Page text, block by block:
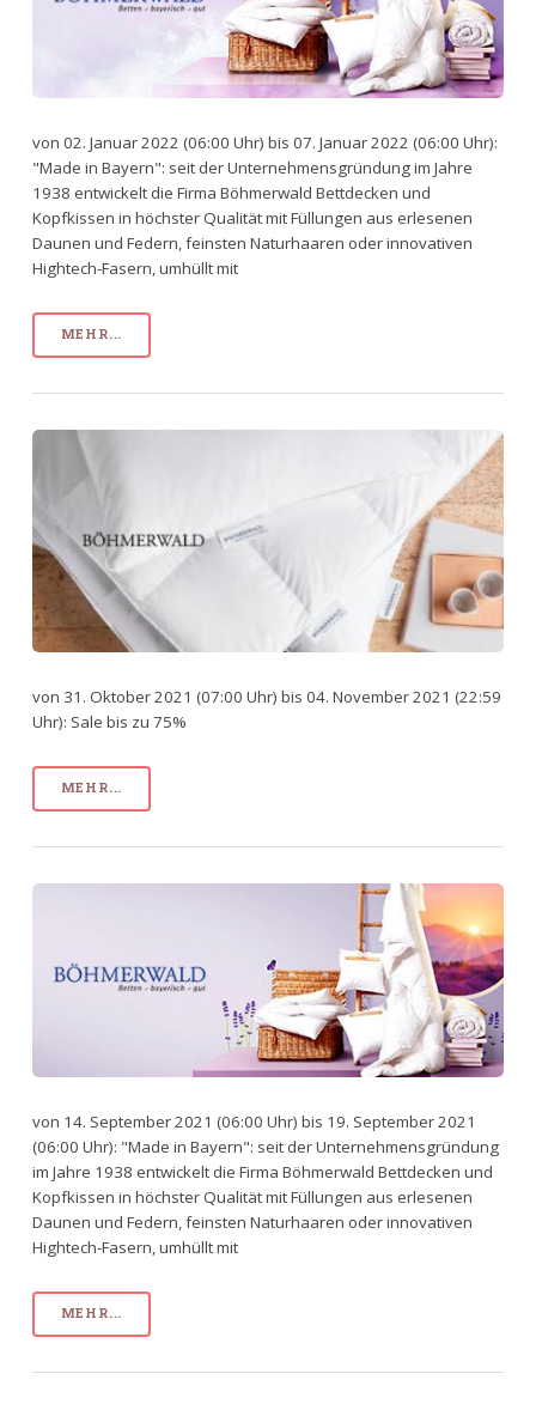
von 02. Januar 2022 (06:00 Uhr) bis 07. Januar 2022 (06:00 Uhr):
"Made in Bayern": seit der Unternehmensgründung im Jahre
1938 entwickelt die Firma Böhmerwald Bettdecken und
Kopfkissen in höchster Qualität mit Füllungen aus erlesenen
Daunen und Federn, feinsten Naturhaaren oder innovativen
Hightech-Fasern, umhüllt mit
MEHR...
von 31. Oktober 2021 (07:00 Uhr) bis 04. November 2021 (22:59
Uhr): Sale bis zu 75%
MEHR...
von 14. September 2021 (06:00 Uhr) bis 19. September 2021
(06:00 Uhr): "Made in Bayern": seit der Unternehmensgründung
im Jahre 1938 entwickelt die Firma Böhmerwald Bettdecken und
Kopfkissen in höchster Qualität mit Füllungen aus erlesenen
Daunen und Federn, feinsten Naturhaaren oder innovativen
Hightech-Fasern, umhüllt mit
MEHR...